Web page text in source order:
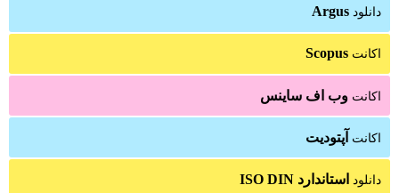
دانلود Argus
اکانت Scopus
اکانت وب اف ساینس
اکانت آپتودیت
دانلود استاندارد ISO DIN